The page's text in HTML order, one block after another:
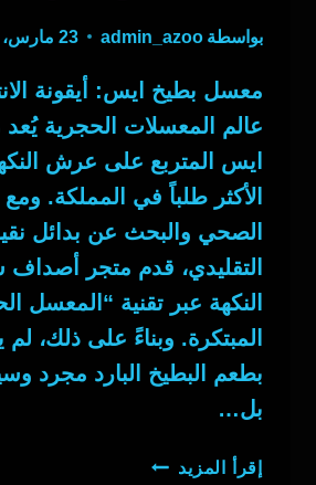
بواسطة admin_azoo 23 مارس، 2026
معسل بطيخ ايس: أيقونة
عالم المعسلات الحجرية
ايس المتربع على عرش
الأكثر طلباً في المملكة.
الصحي والبحث عن بدائل
التقليدي، قدم متجر
النكهة عبر تقنية “المعسل
المبتكرة. وبناءً على ذلك، لم
بطعم البطيخ البارد مجرد
بل…
إقرأ المزيد معسل